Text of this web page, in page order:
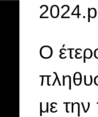
Ο
με την